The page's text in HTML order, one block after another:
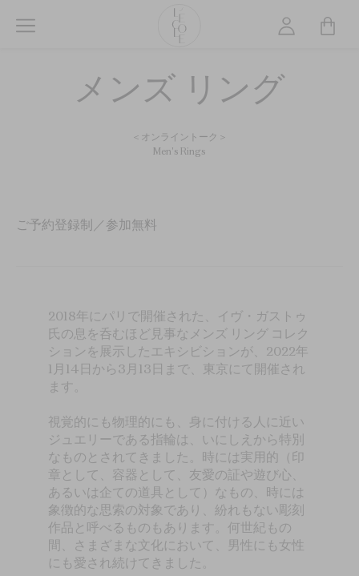
School
of
Arts
logo
メンズ リング
＜オンライントーク＞
Men's Rings
ご予約登録制／参加無料
2018年にパリで開催された、イヴ・ガストゥ
氏の息を呑むほど見事なメンズ リング コレク
ションを展示したエキシビションが、2022年
1月14日から3月13日まで、東京にて開催され
ます。
視覚的にも物理的にも、身に付ける人に近い
ジュエリーである指輪は、いにしえから特別
なものとされてきました。時には実用的（印
章として、容器として、友愛の証や遊び心、
あるいは企ての道具として）なもの、時には
象徴的な思索の対象であり、紛れもない彫刻
作品と呼べるものもあります。何世紀もの
間、さまざまな文化において、男性にも女性
にも愛され続けてきました。